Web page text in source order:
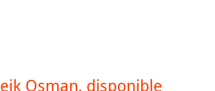
Osman, disponible